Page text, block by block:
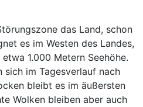
das Land, schon
es im Westen des Landes,
1.000 Metern Seehöhe.
sich im Tagesverlauf nach
bleibt es im äußersten
Wolken bleiben aber auch